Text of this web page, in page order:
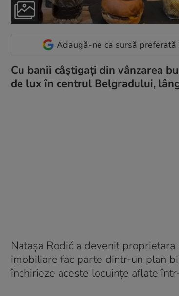
Adaugă-ne ca sursă preferată
Cu banii câștigați din vânzarea
de lux în centrul Belgradului,
Natașa Rodić a devenit
imobiliare fac parte dintr-un plan
închirieze aceste locuințe aflate